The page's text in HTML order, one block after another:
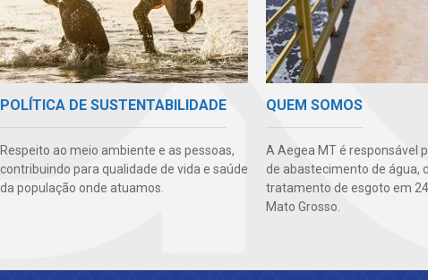
POLÍTICA DE SUSTENTABILIDADE
Respeito ao meio ambiente e as pessoas,
contribuindo para qualidade de vida e saúde
da população onde atuamos.
QUEM SOMOS
A Aegea MT é responsável
de abastecimento de água,
tratamento de esgoto em
Mato Grosso.